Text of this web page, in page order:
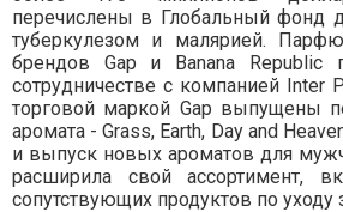
перечислены в Глобальный
туберкулезом и малярией.
брендов Gap и Banana Republic
сотрудничестве с компанией Inter
торговой маркой Gap выпущены
аромата - Grass, Earth, Day and
и выпуск новых ароматов для
расширила свой ассортимент,
сопутствующих продуктов по уходу